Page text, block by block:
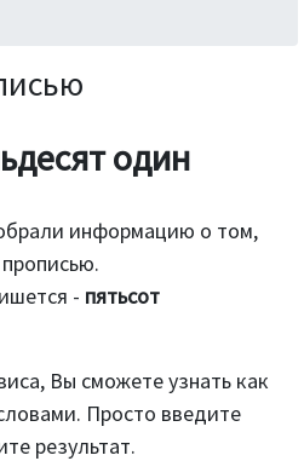
один
информацию о том,
- пятьсот
Вы сможете узнать как
Просто введите
результат.